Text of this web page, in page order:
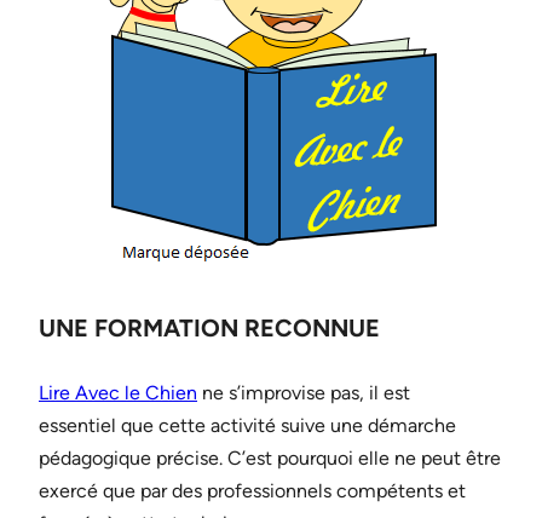
UNE FORMATION RECONNUE
Lire Avec le Chien ne s’improvise pas, il est
essentiel que cette activité suive une démarche
pédagogique précise. C’est pourquoi elle ne peut être
exercé que par des professionnels compétents et